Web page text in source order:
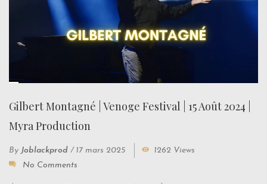
Gilbert Montagné | Venoge Festival | 15 Août 2024 |
Myra Production
By Joblackprod / 17 mars 2025
1262 Views
No Comments